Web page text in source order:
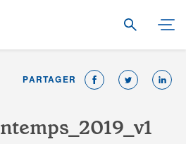
PARTAGER
ntemps 2019 v1